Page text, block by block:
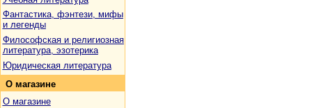
Фантастика, фэнтези, мифы
и легенды
Философская и религиозная
литература, эзотерика
Юридическая литература
О магазине
О магазине